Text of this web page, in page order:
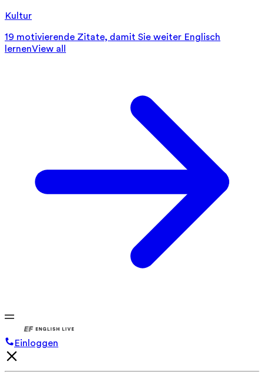
Kultur
19 motivierende Zitate, damit Sie weiter Englisch
lernenView all
Einloggen